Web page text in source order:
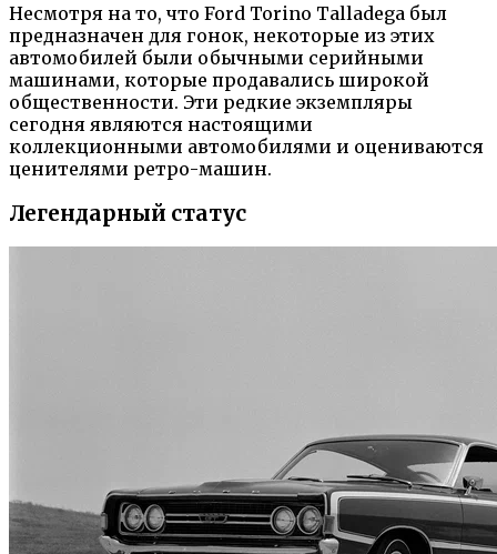
Несмотря на то, что Ford Torino Talladega был
предназначен для гонок, некоторые из этих
автомобилей были обычными серийными
машинами, которые продавались широкой
общественности. Эти редкие экземпляры
сегодня являются настоящими
коллекционными автомобилями и оцениваются
ценителями ретро-машин.
Легендарный статус